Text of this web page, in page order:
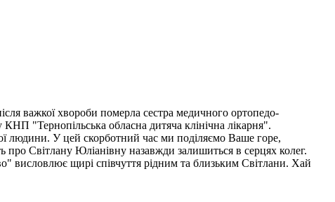
важкої хвороби померла сестра медичного ортопедо-
"Тернопільська обласна дитяча клінічна лікарня".
людини. У цей скорботний час ми поділяємо Ваше горе,
Світлану Юліанівну назавжди залишиться в серцях колег.
висловлює щирі співчуття рідним та близьким Світлани. Хай